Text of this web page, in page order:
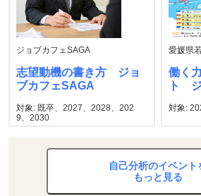
ジョブカフェSAGA
志望動機の書き方 ジョ
ブカフェSAGA
対象: 既卒、2027、2028、202
9、2030
愛媛県
働く
ト
対象:
自己分析のイベント
もっと見る